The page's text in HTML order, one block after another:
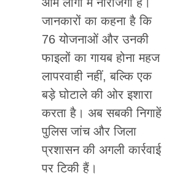
जानकारों का कहना है कि
76 योजनाओं और उनकी
फाइलों का गायब होना महज
लापरवाही नहीं, बल्कि एक
बड़े घोटाले की ओर इशारा
करता है। अब सबकी निगाहें
पुलिस जांच और जिला
प्रशासन की अगली कार्रवाई
पर टिकी हैं।